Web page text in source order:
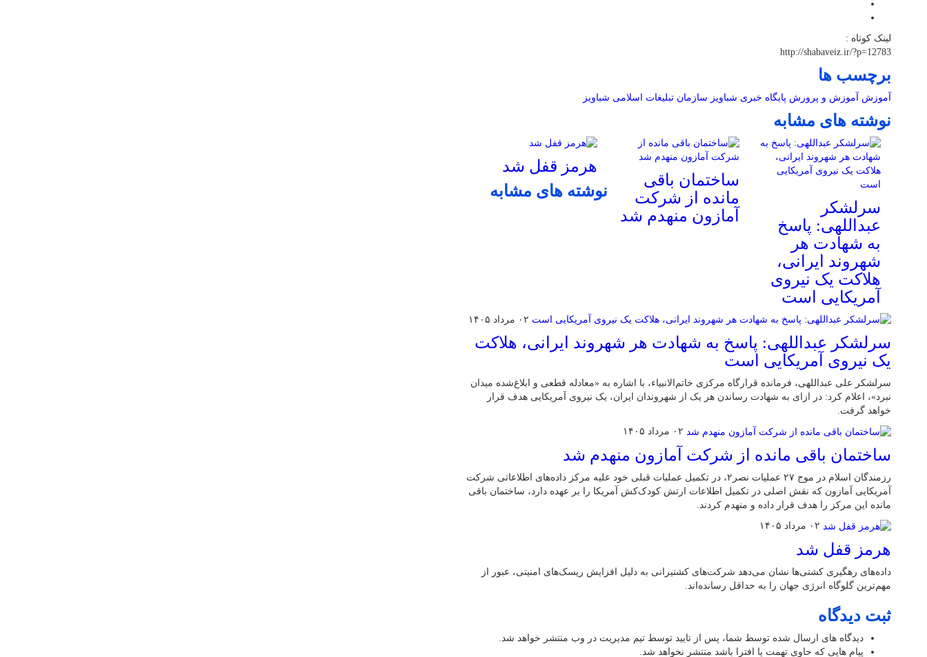
لینک کوتاه :
http://shabaveiz.ir/?p=12783
برچسب ها
آموزش آموزش و پرورش پایگاه خبری شباویز سازمان تبلیغات اسلامی شباویز
نوشته های مشابه
سرلشکر
عبداللهی: پاسخ
به شهادت هر
شهروند ایرانی،
هلاکت یک نیروی
آمریکایی است
ساختمان باقی
مانده از شرکت
آمازون منهدم شد
هرمز قفل شد
نوشته های مشابه
۰۲ مرداد ۱۴۰۵
سرلشکر عبداللهی: پاسخ به شهادت هر شهروند ایرانی، هلاکت
یک نیروی آمریکایی است
سرلشکر علی عبداللهی، فرمانده قرارگاه مرکزی خاتم‌الانبیاء، با اشاره به «معادله قطعی و ابلاغ‌شده میدان
نبرد»، اعلام کرد: در ازای به شهادت رساندن هر یک از شهروندان ایران، یک نیروی آمریکایی هدف قرار
خواهد گرفت.
۰۲ مرداد ۱۴۰۵
ساختمان باقی مانده از شرکت آمازون منهدم شد
رزمندگان اسلام در موج ۲۷ عملیات نصر۲، در تکمیل عملیات قبلی خود علیه مرکز داده‌های اطلاعاتی شرکت
آمریکایی آمازون که نقش اصلی در تکمیل اطلاعات ارتش کودک‌کش آمریکا را بر عهده دارد، ساختمان باقی
مانده این مرکز را هدف قرار داده و منهدم کردند.
۰۲ مرداد ۱۴۰۵
هرمز قفل شد
داده‌های رهگیری کشتی‌ها نشان می‌دهد شرکت‌های کشتیرانی به دلیل افزایش ریسک‌های امنیتی، عبور از
مهم‌ترین گلوگاه انرژی جهان را به حداقل رسانده‌اند.
ثبت دیدگاه
دیدگاه های ارسال شده توسط شما، پس از تایید توسط تیم مدیریت در وب منتشر خواهد شد.
پیام هایی که حاوی تهمت یا افترا باشد منتشر نخواهد شد.